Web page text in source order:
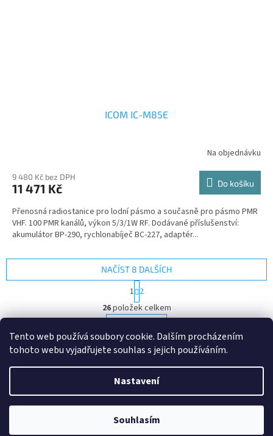
Tento web používá soubory cookie. Dalším procházením
tohoto webu vyjadřujete souhlas s jejich používáním.
Nastavení
Souhlasím
ICOM IC-M85E
Na objednávku
9 480 Kč bez DPH
11 471 Kč Do košíku
Přenosná radiostanice pro lodní pásmo a současně pro pásmo PMR
VHF. 100 PMR kanálů, výkon 5/3/1W RF. Dodávané příslušenství:
akumulátor BP-290, rychlonabíječ BC-227, adaptér...
O
v
á
d
c
í
p
r
v
NAČÍST 8 DALŠÍCH
t
r
á
k
o
á
n
1 2
26položek celkem
Vytvořil Shoptet
Radiodilna.cz. Všechna práva vyhrazena.